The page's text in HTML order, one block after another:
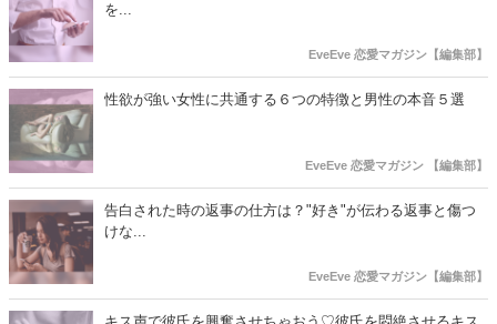
を...
EveEve 恋愛マガジン【編集部】
性欲が強い女性に共通する６つの特徴と男性の本音５選
EveEve 恋愛マガジン 【編集部】
告白された時の返事の仕方は？"好き"が伝わる返事と傷つ
けな...
EveEve 恋愛マガジン【編集部】